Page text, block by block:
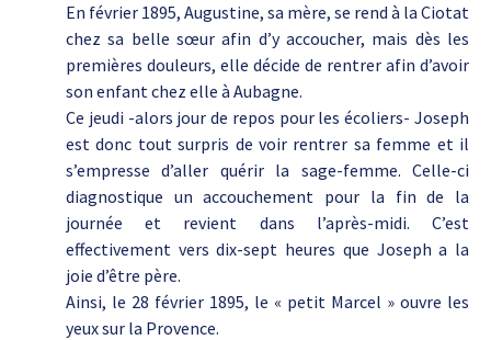
En février 1895, Augustine, sa mère, se rend à la Ciotat
chez sa belle sœur afin d’y accoucher, mais dès les
premières douleurs, elle décide de rentrer afin d’avoir
son enfant chez elle à Aubagne.
Ce jeudi -alors jour de repos pour les écoliers- Joseph
est donc tout surpris de voir rentrer sa femme et il
s’empresse d’aller quérir la sage-femme. Celle-ci
diagnostique un accouchement pour la fin de la
journée et revient dans l’après-midi. C’est
effectivement vers dix-sept heures que Joseph a la
joie d’être père.
Ainsi, le 28 février 1895, le « petit Marcel » ouvre les
yeux sur la Provence.